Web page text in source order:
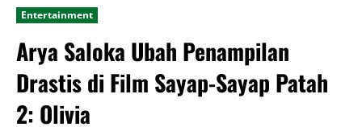
Entertainment
Arya Saloka Ubah Penampilan
Drastis di Film Sayap-Sayap Patah
2: Olivia